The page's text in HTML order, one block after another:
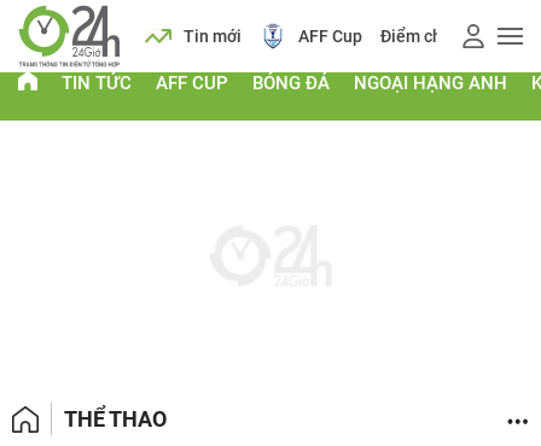
Lịch Tin mới AFF Cup Điểm chuẩn 2026
TIN TỨC AFF CUP BÓNG ĐÁ NGOẠI HẠNG ANH
THỂ THAO